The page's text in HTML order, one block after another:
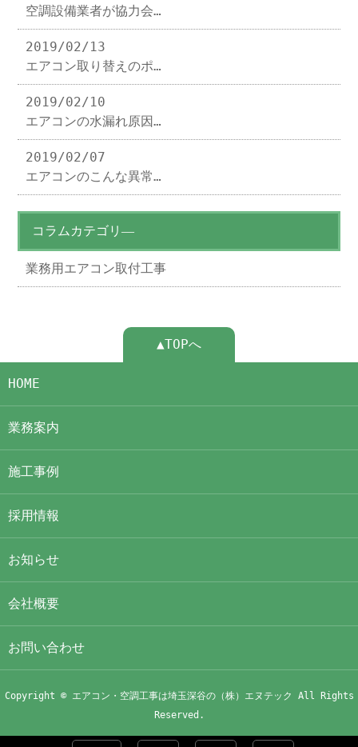
空調設備業者が協力会…
2019/02/13
エアコン取り替えのポ…
2019/02/10
エアコンの水漏れ原因…
2019/02/07
エアコンのこんな異常…
コラムカテゴリ―
業務用エアコン取付工事
▲TOPへ
HOME
業務案内
施工事例
採用情報
お知らせ
会社概要
お問い合わせ
Copyright © エアコン・空調工事は埼玉深谷の（株）エヌテック All Rights
Reserved.